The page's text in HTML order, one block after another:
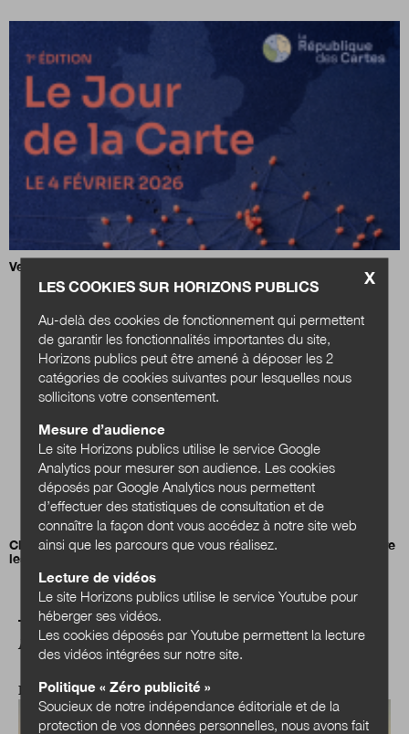
Vers un Jour de la Carte national ?
Claire Lemercier :«Tirer les leçons de l’histoire pour construire
les services publics de demain
A LIRE AUSSI
EXPERTISES
X
LES COOKIES SUR HORIZONS PUBLICS
Au-delà des cookies de fonctionnement qui permettent
de garantir les fonctionnalités importantes du site,
Horizons publics peut être amené à déposer les 2
catégories de cookies suivantes pour lesquelles nous
sollicitons votre consentement.
Mesure d’audience
Le site Horizons publics utilise le service Google
Analytics pour mesurer son audience. Les cookies
déposés par Google Analytics nous permettent
d’effectuer des statistiques de consultation et de
connaître la façon dont vous accédez à notre site web
ainsi que les parcours que vous réalisez.
Lecture de vidéos
Le site Horizons publics utilise le service Youtube pour
héberger ses vidéos.
Les cookies déposés par Youtube permettent la lecture
des vidéos intégrées sur notre site.
Politique « Zéro publicité »
Soucieux de notre indépendance éditoriale et de la
protection de vos données personnelles, nous avons fait